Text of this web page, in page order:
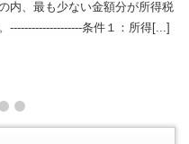
内、最も少ない金額分が所得税
--------------------条件１：所得[...]
3 4